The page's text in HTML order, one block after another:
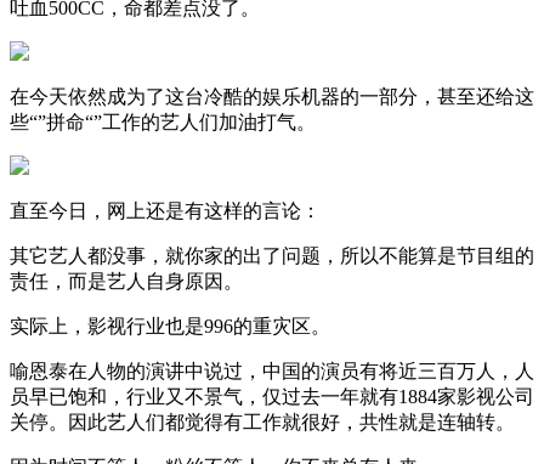
吐血500CC，命都差点没了。
在今天依然成为了这台冷酷的娱乐机器的一部分，甚至还给这
些“”拼命“”工作的艺人们加油打气。
直至今日，网上还是有这样的言论：
其它艺人都没事，就你家的出了问题，所以不能算是节目组的
责任，而是艺人自身原因。
实际上，影视行业也是996的重灾区。
喻恩泰在人物的演讲中说过，中国的演员有将近三百万人，人
员早已饱和，行业又不景气，仅过去一年就有1884家影视公司
关停。因此艺人们都觉得有工作就很好，共性就是连轴转。